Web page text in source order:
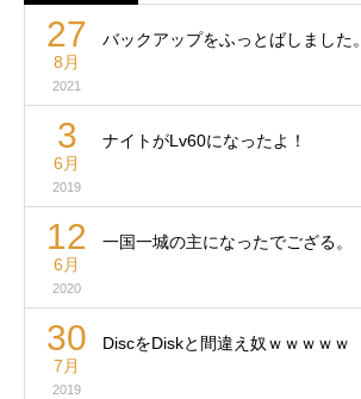
27
8月
2021
バックアップをふっとばしました。
3
6月
2019
ナイトがLv60になったよ！
12
6月
2020
一国一城の主になったでござる。
30
7月
2019
DiscをDiskと間違え奴ｗｗｗｗｗ